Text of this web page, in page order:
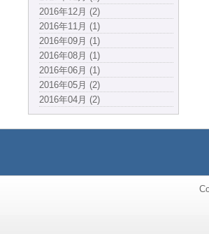
2016年12月 (2)
2016年11月 (1)
2016年09月 (1)
2016年08月 (1)
2016年06月 (1)
2016年05月 (2)
2016年04月 (2)